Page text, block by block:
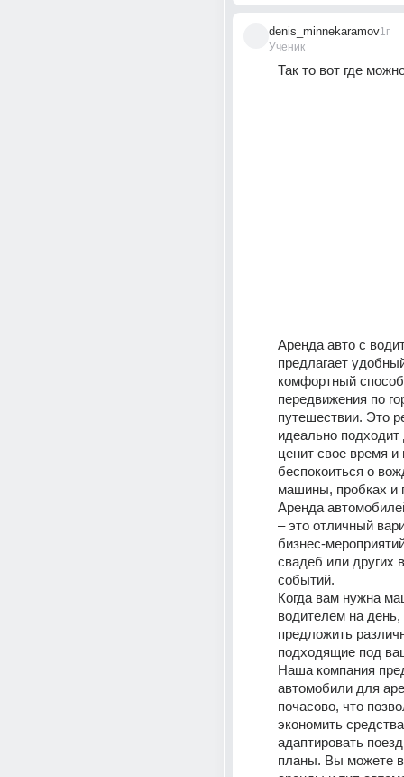
denis_minnekaramov
Ученик
1г
Так то вот где
Аренда авто с
предлагает
комфортный способ
передвижения по
путешествии. Это
идеально подходит
ценит свое время и
беспокоиться о
машины, пробках и
Аренда
– это отличный
бизнес-
свадеб или других
событий.
Когда вам нужна
водителем на
предложить
подходящие под
Наша компания
автомобили для
почасово, что
экономить
адаптировать
планы. Вы можете